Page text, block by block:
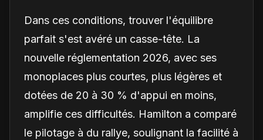
Dans ces conditions, trouver l'équilibre
parfait s'est avéré un casse-tête. La
nouvelle réglementation 2026, avec ses
monoplaces plus courtes, plus légères et
dotées de 20 à 30 % d'appui en moins,
amplifie ces difficultés. Hamilton a comparé
le pilotage à du rallye, soulignant la facilité à